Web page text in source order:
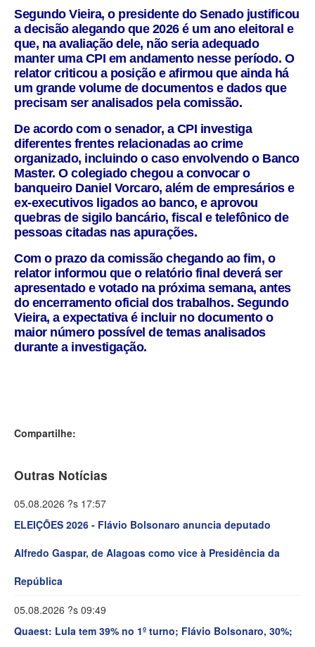
Segundo Vieira, o presidente do Senado justificou
a decisão alegando que 2026 é um ano eleitoral e
que, na avaliação dele, não seria adequado
manter uma CPI em andamento nesse período. O
relator criticou a posição e afirmou que ainda há
um grande volume de documentos e dados que
precisam ser analisados pela comissão.
De acordo com o senador, a CPI investiga
diferentes frentes relacionadas ao crime
organizado, incluindo o caso envolvendo o Banco
Master. O colegiado chegou a convocar o
banqueiro Daniel Vorcaro, além de empresários e
ex-executivos ligados ao banco, e aprovou
quebras de sigilo bancário, fiscal e telefônico de
pessoas citadas nas apurações.
Com o prazo da comissão chegando ao fim, o
relator informou que o relatório final deverá ser
apresentado e votado na próxima semana, antes
do encerramento oficial dos trabalhos. Segundo
Vieira, a expectativa é incluir no documento o
maior número possível de temas analisados
durante a investigação.
Compartilhe:
Outras Notícias
05.08.2026 ?s 17:57
ELEIÇÕES 2026 - Flávio Bolsonaro anuncia deputado
Alfredo Gaspar, de Alagoas como vice à Presidência da
República
05.08.2026 ?s 09:49
Quaest: Lula tem 39% no 1º turno; Flávio Bolsonaro, 30%;